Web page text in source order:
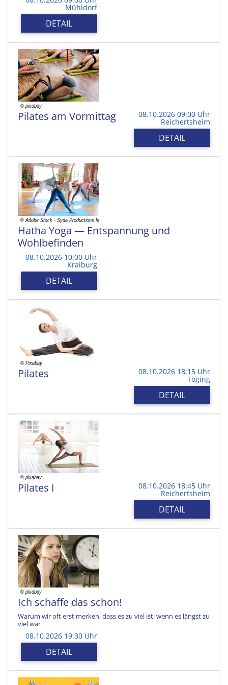
Mühldorf
DETAIL
Pilates am Vormittag 08.10.2026 09:00 Uhr
Reichertsheim
DETAIL
Hatha Yoga — Entspannung und
Wohlbefinden
08.10.2026 10:00 Uhr
Kraiburg
DETAIL
Pilates 08.10.2026 18:15 Uhr
Töging
DETAIL
Pilates I 08.10.2026 18:45 Uhr
Reichertsheim
DETAIL
Ich schaffe das schon!
Warum wir oft erst merken, dass es zu viel ist, wenn es längst zu
viel war
08.10.2026 19:30 Uhr
DETAIL